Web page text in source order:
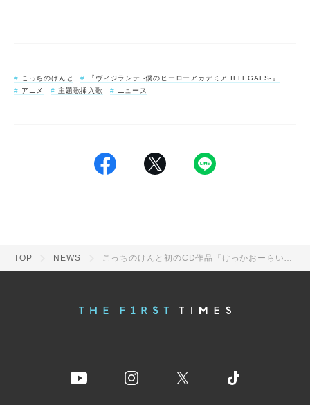
こっちのけんと
『ヴィジランテ -僕のヒーローアカデミア ILLEGALS-』
アニメ
主題歌挿入歌 ニュース
TOP NEWS こっちのけんと初のCD作品『けっかおーらいEP』リリース！「歌手人生の中でとても記念に残る1枚」